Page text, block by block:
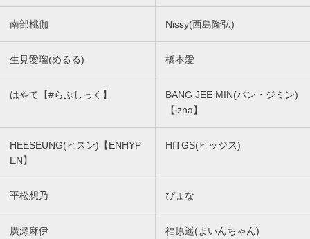
南部桃伽 Nissy(西島隆弘)
生見愛瑠(めるる) 橋本愛
はやて【#らぶしっく】
BANG JEE MIN(バン・ジミン)
【izna】
HEESEUNG(ヒスン)【ENHYP
EN】
HITGS(ヒッジス)
平松想乃 ぴょな
廣瀬麻伊 福原遥(まいんちゃん)